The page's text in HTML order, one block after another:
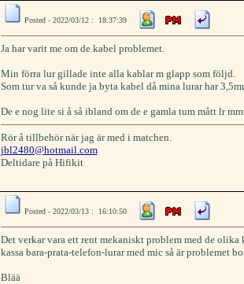
Posted - 2022/03/12 : 18:37:39
Ja har varit me om de kabel problemet.
Min förra lur gillade inte alla kablar m glapp som följd.
Som tur va så kunde ja byta kabel då mina lurar har
De e nog lite si å så ibland om de e gamla tum mått lr
Rör å tillbehör när jag är med i matchen.
jbl2480@hotmail.com
Deltidare på Hifikit
Posted - 2022/03/13 : 16:10:50
Det verkar vara ett rent mekaniskt problem med de
kassa bara-prata-telefon-lurar med mic så är problemet
Blää